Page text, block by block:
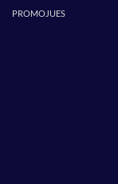
PROMOJUES